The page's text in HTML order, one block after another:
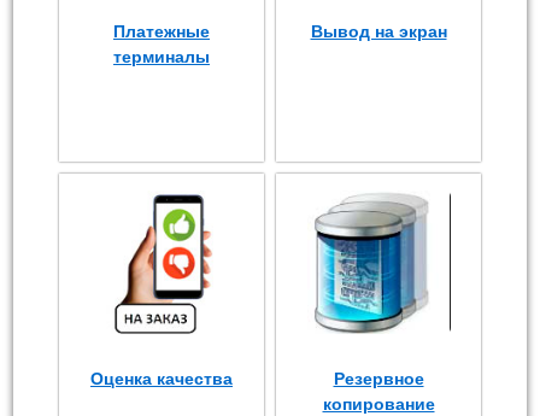
Платежные
терминалы
Вывод на экран
Оценка качества
Резервное
копирование